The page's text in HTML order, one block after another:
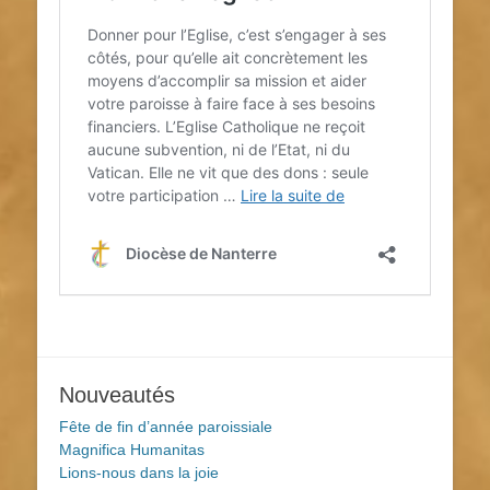
Nouveautés
Fête de fin d’année paroissiale
Magnifica Humanitas
Lions-nous dans la joie